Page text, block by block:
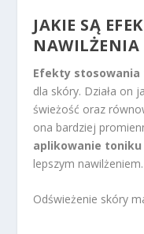
JAKIE SĄ
NAWILŻENIA
Efekty stosowania
dla skóry. Działa on
świeżość oraz
ona bardziej
aplikowanie
lepszym nawilżeniem.
Odświeżenie skóry